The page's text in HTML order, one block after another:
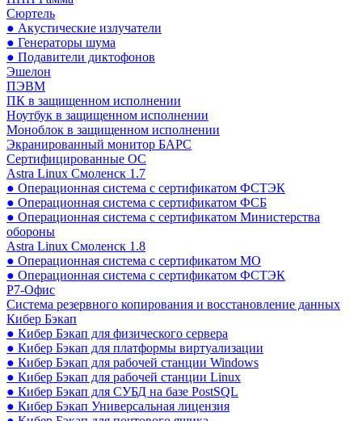
Сюртель
● Акустические излучатели
● Генераторы шума
● Подавители диктофонов
Эшелон
ПЭВМ
ПК в защищенном исполнении
Ноутбук в защищенном исполнении
Моноблок в защищенном исполнении
Экранированный монитор БАРС
Сертифицированные ОС
Astra Linux Смоленск 1.7
● Операционная система с сертификатом ФСТЭК
● Операционная система с сертификатом ФСБ
● Операционная система с сертификатом Министерства
обороны
Astra Linux Смоленск 1.8
● Операционная система с сертификатом МО
● Операционная система с сертификатом ФСТЭК
Р7-Офис
Система резервного копирования и восстановление данных
Кибер Бэкап
● Кибер Бэкап для физического сервера
● Кибер Бэкап для платформы виртуализации
● Кибер Бэкап для рабочей станции Windows
● Кибер Бэкап для рабочей станции Linux
● Кибер Бэкап для СУБД на базе PostSQL
● Кибер Бэкап Универсальная лицензия